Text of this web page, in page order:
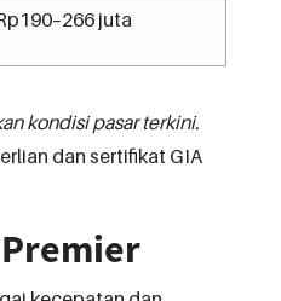
juta
kondisi pasar terkini.
dan sertifikat GIA
Premier